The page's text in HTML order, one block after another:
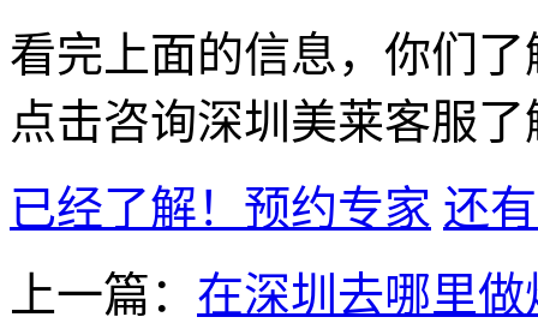
看完上面的信息，你们
点击咨询深圳美莱客服
已经了解！预约专家 还
上一篇： 在深圳去哪里